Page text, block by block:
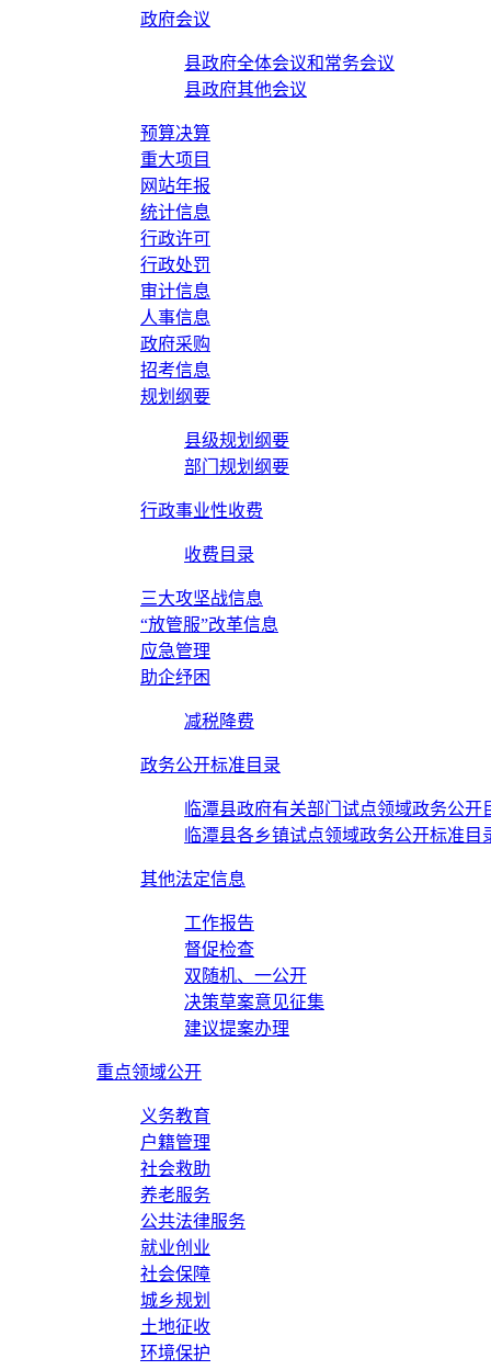
政府会议
县政府全体会议和常务会议
县政府其他会议
预算决算
重大项目
网站年报
统计信息
行政许可
行政处罚
审计信息
人事信息
政府采购
招考信息
规划纲要
县级规划纲要
部门规划纲要
行政事业性收费
收费目录
三大攻坚战信息
“放管服”改革信息
应急管理
助企纾困
减税降费
政务公开标准目录
临潭县政府有关部门试点领域政务公开
临潭县各乡镇试点领域政务公开标准目
其他法定信息
工作报告
督促检查
双随机、一公开
决策草案意见征集
建议提案办理
重点领域公开
义务教育
户籍管理
社会救助
养老服务
公共法律服务
就业创业
社会保障
城乡规划
土地征收
环境保护